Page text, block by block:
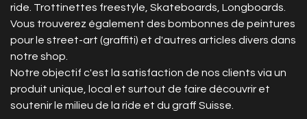
ride. Trottinettes freestyle, Skateboards, Longboards.
Vous trouverez également des bombonnes de peintures
pour le street-art (graffiti) et d'autres articles divers dans
notre shop.
Notre objectif c'est la satisfaction de nos clients via un
produit unique, local et surtout de faire découvrir et
soutenir le milieu de la ride et du graff Suisse.